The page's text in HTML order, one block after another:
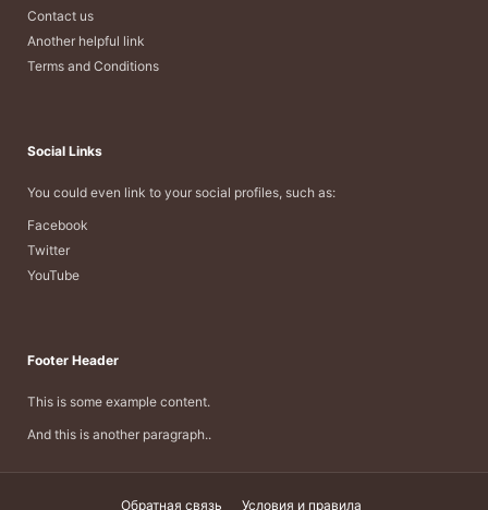
Contact us
Another helpful link
Terms and Conditions
Social Links
You could even link to your social profiles, such as:
Facebook
Twitter
YouTube
Footer Header
This is some example content.
And this is another paragraph..
Обратная связь Условия и правила